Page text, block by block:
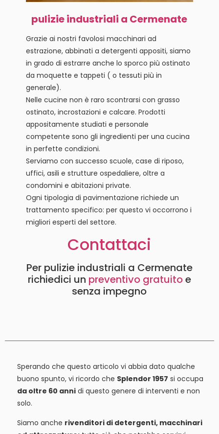
pulizie industriali a Cermenate
Grazie ai nostri favolosi macchinari ad
estrazione, abbinati a detergenti appositi, siamo
in grado di estrarre anche lo sporco più ostinato
da moquette e tappeti ( o tessuti più in
generale).
Nelle cucine non è raro scontrarsi con grasso
ostinato, incrostazioni e calcare. Prodotti
appositamente studiati e personale
competente sono gli ingredienti per una cucina
in perfette condizioni.
Serviamo con successo scuole, case di riposo,
uffici, asili e strutture ospedaliere, oltre a
condomini e abitazioni private.
Ogni tipologia di pavimentazione richiede un
trattamento specifico: per questo vi occorrono i
migliori esperti del settore.
Contattaci
Per pulizie industriali a Cermenate
richiedici un preventivo gratuitoe
senza impegno
Sperando che questo articolo vi abbia dato qualche
buono spunto, vi ricordo che Splendor 1957 si occupa
da oltre 60 anni di questo genere di interventi e non
solo.
Siamo anche rivenditori di detergenti, macchinari